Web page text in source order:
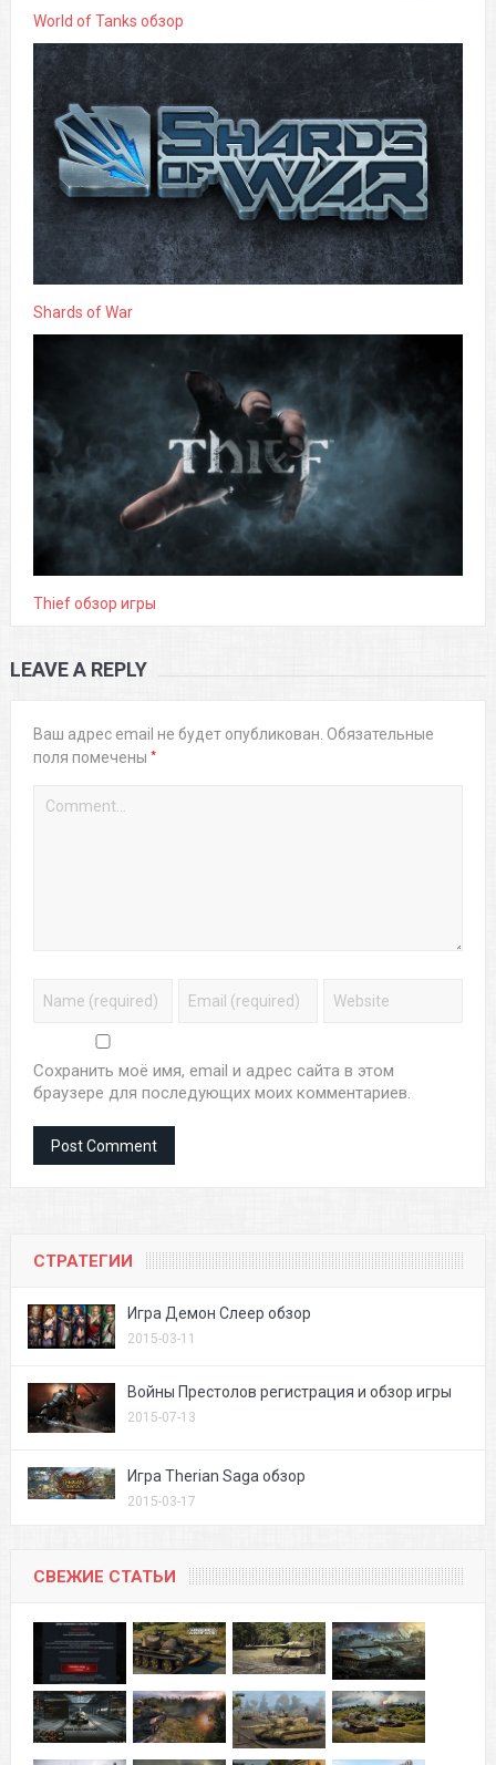
World of Tanks обзор
Shards of War
Thief обзор игры
LEAVE A REPLY
Ваш адрес email не будет опубликован. Обязательные
поля помечены *
Сохранить моё имя, email и адрес сайта в этом
браузере для последующих моих комментариев.
СТРАТЕГИИ
Игра Демон Слеер обзор
2015-03-11
Войны Престолов регистрация и обзор игры
2015-07-13
Игра Therian Saga обзор
2015-03-17
СВЕЖИЕ СТАТЬИ